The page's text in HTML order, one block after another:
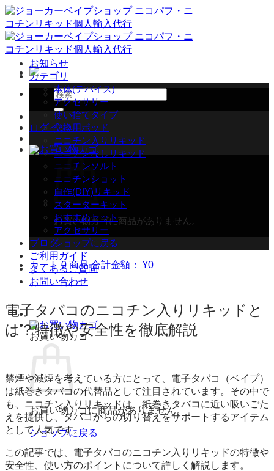
Skip
to
content
検
索
対
象:
ログイン
お買い物カゴに商品がありません。
ショップに戻る
カート0 商品 合計金額： ¥0
お買い物カゴ
お買い物カゴに商品がありません。
ショップに戻る
お知らせ
カテゴリ
本体(デバイス)
アクセサリー
使い捨てタイプ
交換用ポッド
ニコチン入りリキッド
ニコチンなしリキッド
ニコチンソルト
ニコチンショット
自作(DIY)リキッド
スターターキット
おすすめセット
アクセサリー
ブログ
ご利用ガイド
よくあるご質問
お問い合わせ
電子タバコのニコチン入りリキッドと
は？特徴や安全性を徹底解説
禁煙や減煙を考えている方にとって、電子タバコ（ベイプ）
は紙巻きタバコの代替品として注目されています。その中で
も、ニコチン入りリキッドは、紙巻きタバコに近い吸いごた
えを提供し、タバコからの切り替えをサポートするアイテム
として人気です。
この記事では、電子タバコのニコチン入りリキッドの特徴や
安全性、使い方のポイントについて詳しく解説します。